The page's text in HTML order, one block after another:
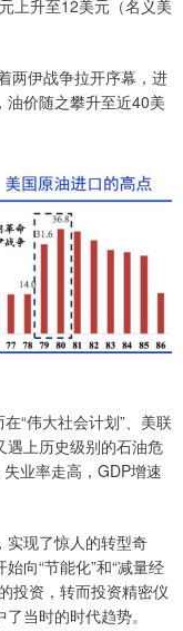
上升至12美元（名义美
两伊战争拉开序幕，进
油价随之攀升至近40美
“伟大社会计划”、美联
遇上历史级别的石油危
业率走高，GDP增速
实现了惊人的转型奇
向“节能化”和“减量经
投资，转而投资精密仪
当时的时代趋势。